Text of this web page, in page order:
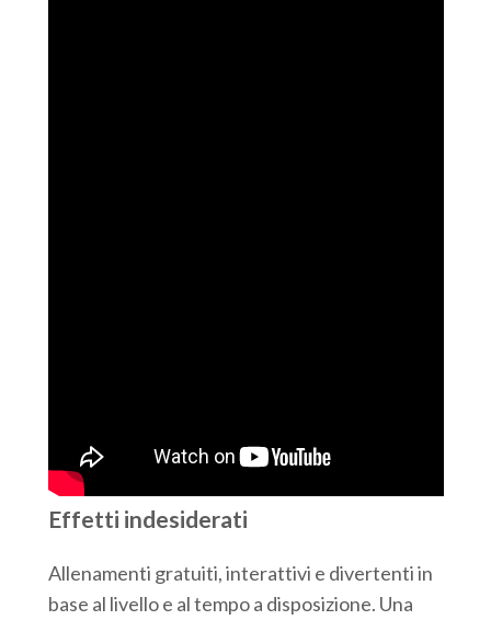
Effetti indesiderati
Allenamenti gratuiti, interattivi e divertenti in
base al livello e al tempo a disposizione. Una